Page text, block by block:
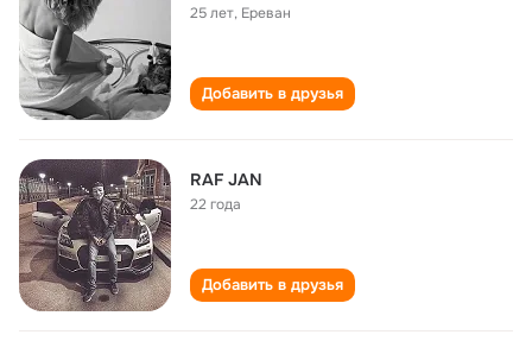
25 лет, Ереван
Добавить в друзья
RAF JAN
22 года
Добавить в друзья